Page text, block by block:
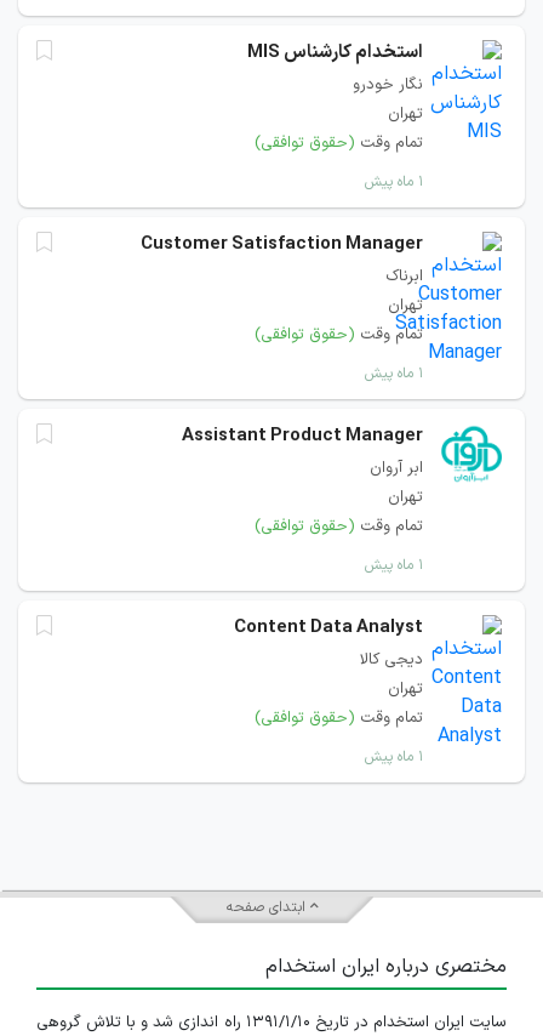
استخدام کارشناس MIS
نگار خودرو
تهران
تمام وقت (حقوق توافقی)
۱ ماه پیش
Customer Satisfaction Manager
ابرناک
تهران
تمام وقت (حقوق توافقی)
۱ ماه پیش
Assistant Product Manager
ابر آروان
تهران
تمام وقت (حقوق توافقی)
۱ ماه پیش
Content Data Analyst
دیجی کالا
تهران
تمام وقت (حقوق توافقی)
۱ ماه پیش
ابتدای صفحه
مختصری درباره ایران استخدام
سایت ایران استخدام در تاریخ ۱۳۹۱/۱/۱۰ راه اندازی شد و با تلاش گروهی